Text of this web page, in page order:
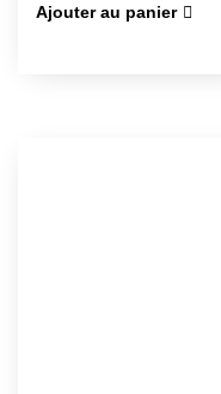
Ajouter au panier